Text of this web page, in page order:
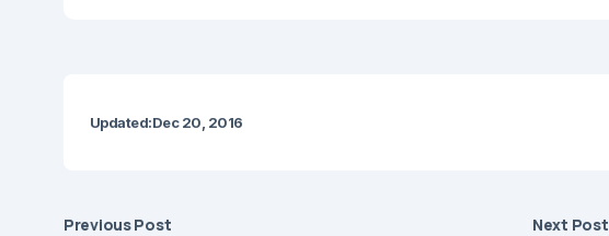
Updated:Dec 20, 2016
Previous Post Next Post